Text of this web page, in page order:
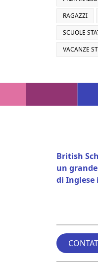
RAGAZZI
SCUOLE
VACANZE
British
un
di Inglese